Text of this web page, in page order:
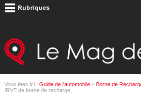
Vous êtes ici : Guide de l'automobile> Borne de
IRVE de borne de recharge